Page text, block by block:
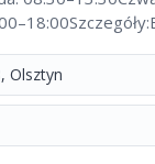
dla
Olsztyn